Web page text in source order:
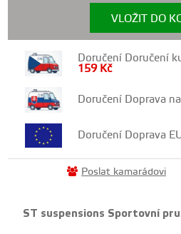
VLOŽIT DO
Doručení Doručení
159 Kč
Doručení Doprava
Doručení Doprava
Poslat kamarádovi
ST suspensions Sportovní